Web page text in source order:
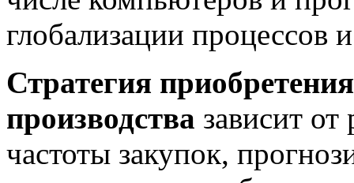
глобализации процессов
Стратегия приобретения
производства зависит
частоты закупок,